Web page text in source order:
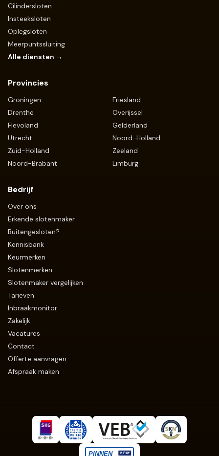
Cilindersloten
Insteeksloten
Oplegsloten
Meerpuntssluiting
Alle diensten →
Provincies
Groningen
Friesland
Drenthe
Overijssel
Flevoland
Gelderland
Utrecht
Noord-Holland
Zuid-Holland
Zeeland
Noord-Brabant
Limburg
Bedrijf
Over ons
Erkende slotenmaker
Buitengesloten?
Kennisbank
Keurmerken
Slotenmerken
Slotenmaker vergelijken
Tarieven
Inbraakmonitor
Zakelijk
Vacatures
Contact
Offerte aanvragen
Afspraak maken